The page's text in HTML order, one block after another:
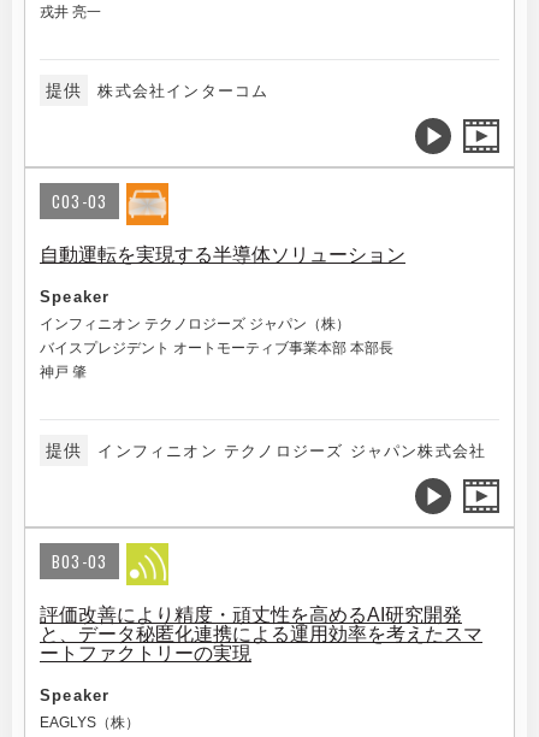
戎井 亮一
提供 株式会社インターコム
C03-03
自動運転を実現する半導体ソリューション
Speaker
インフィニオン テクノロジーズ ジャパン（株）
バイスプレジデント オートモーティブ事業本部 本部長
神戸 肇
提供 インフィニオン テクノロジーズ ジャパン株式会社
B03-03
評価改善により精度・頑丈性を高めるAI研究開発
と、データ秘匿化連携による運用効率を考えたスマ
ートファクトリーの実現
Speaker
EAGLYS（株）